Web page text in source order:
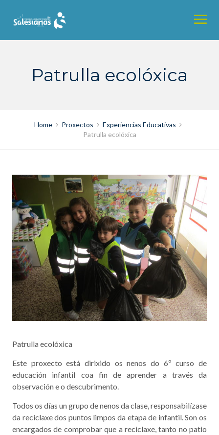
content
Patrulla ecolóxica
Home Proxectos
Experiencias Educativas
Patrulla ecolóxica
Patrulla ecolóxica
Este proxecto está dirixido os nenos do 6º curso de
educación infantil coa fin de aprender a través da
observación e o descubrimento.
Todos os días un grupo de nenos da clase, responsabilízase
da reciclaxe dos puntos limpos da etapa de infantil. Son os
encargados de comprobar que a reciclaxe, tanto no patio